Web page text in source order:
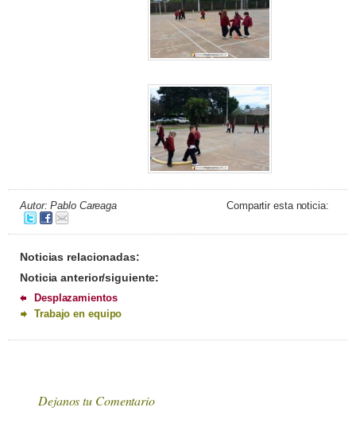
Autor: Pablo Careaga Compartir esta noticia:
Noticias relacionadas:
Noticia anterior/siguiente:
Desplazamientos
Trabajo en equipo
Dejanos tu Comentario